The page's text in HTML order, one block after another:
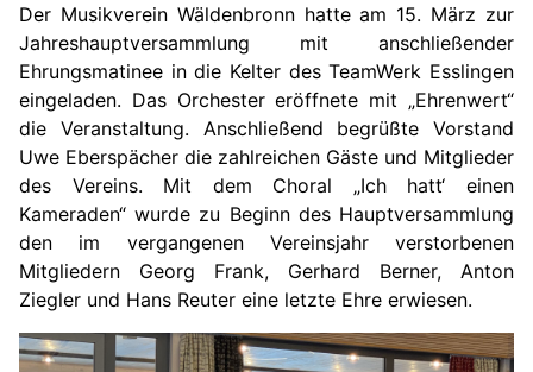
Der Musikverein Wäldenbronn hatte am 15. März zur
Jahreshauptversammlung mit anschließender
Ehrungsmatinee in die Kelter des TeamWerk Esslingen
eingeladen. Das Orchester eröffnete mit „Ehrenwert“
die Veranstaltung. Anschließend begrüßte Vorstand
Uwe Eberspächer die zahlreichen Gäste und Mitglieder
des Vereins. Mit dem Choral „Ich hatt‘ einen
Kameraden“ wurde zu Beginn des Hauptversammlung
den im vergangenen Vereinsjahr verstorbenen
Mitgliedern Georg Frank, Gerhard Berner, Anton
Ziegler und Hans Reuter eine letzte Ehre erwiesen.